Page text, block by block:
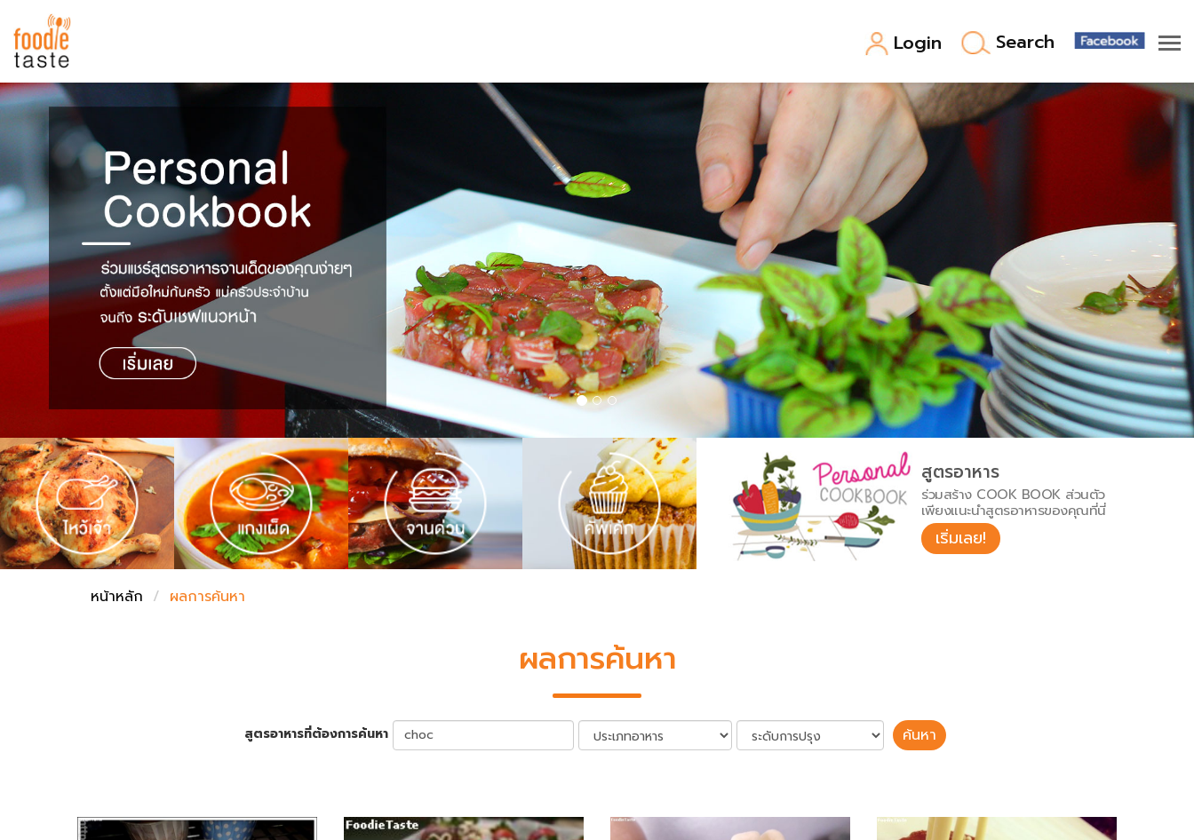
Login Search
สูตรอาหาร
สูตรอาหารล่าสุด
Top Foodie
พาไปชิม
สารพันก้นครัว
เคล็ดลับน่ารู้
เปรียบเทียบหน่วยการตวง
เปรียบเทียบอุณหภูมิ
เปรียบเทียบน้ำหนักวัตถุดิบ
ชั่งตวงเนย
FoodPedia
สร้าง Cookbook
สูตรอาหาร
ร่วมสร้าง COOK BOOK ส่วนตัว
เพียงแนะนำสูตรอาหารของคุณที่นี่
เริ่มเลย!
หน้าหลัก ผลการค้นหา
ผลการค้นหา
สูตรอาหารที่ต้องการค้นหา ค้นหา